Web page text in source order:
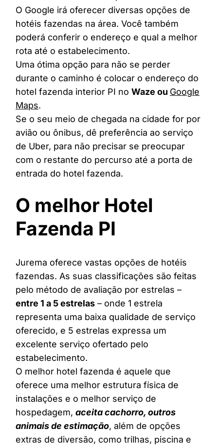
O Google irá oferecer diversas opções de
hotéis fazendas na área. Você também
poderá conferir o endereço e qual a melhor
rota até o estabelecimento.
Uma ótima opção para não se perder
durante o caminho é colocar o endereço do
hotel fazenda interior PI no Waze ou Google
Maps.
Se o seu meio de chegada na cidade for por
avião ou ônibus, dê preferência ao serviço
de Uber, para não precisar se preocupar
com o restante do percurso até a porta de
entrada do hotel fazenda.
O melhor Hotel
Fazenda PI
Jurema oferece vastas opções de hotéis
fazendas. As suas classificações são feitas
pelo método de avaliação por estrelas –
entre 1 a 5 estrelas – onde 1 estrela
representa uma baixa qualidade de serviço
oferecido, e 5 estrelas expressa um
excelente serviço ofertado pelo
estabelecimento.
O melhor hotel fazenda é aquele que
oferece uma melhor estrutura física de
instalações e o melhor serviço de
hospedagem, aceita cachorro, outros
animais de estimação, além de opções
extras de diversão, como trilhas, piscina e